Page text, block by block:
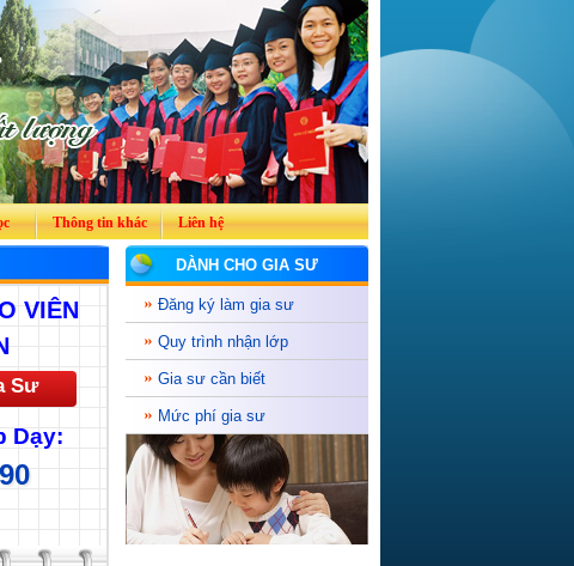
Thông tin khác Liên hệ
VIÊN
Sư
Dạy:
DÀNH CHO GIA SƯ
Đăng ký làm gia sư
Quy trình nhận lớp
Gia sư cần biết
Mức phí gia sư